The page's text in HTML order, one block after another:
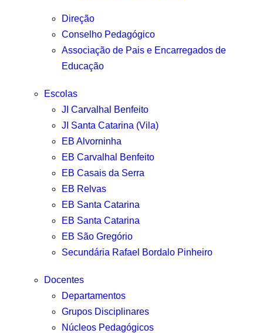
Direção
Conselho Pedagógico
Associação de Pais e Encarregados de
Educação
Escolas
JI Carvalhal Benfeito
JI Santa Catarina (Vila)
EB Alvorninha
EB Carvalhal Benfeito
EB Casais da Serra
EB Relvas
EB Santa Catarina
EB Santa Catarina
EB São Gregório
Secundária Rafael Bordalo Pinheiro
Docentes
Departamentos
Grupos Disciplinares
Núcleos Pedagógicos